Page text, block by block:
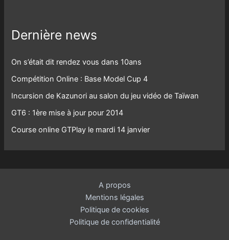
Dernière news
On s’était dit rendez vous dans 10ans
Compétition Online : Base Model Cup 4
Incursion de Kazunori au salon du jeu vidéo de Taïwan
GT6 : 1ère mise à jour pour 2014
Course online GTPlay le mardi 14 janvier
A propos
Mentions légales
Politique de cookies
Politique de confidentialité